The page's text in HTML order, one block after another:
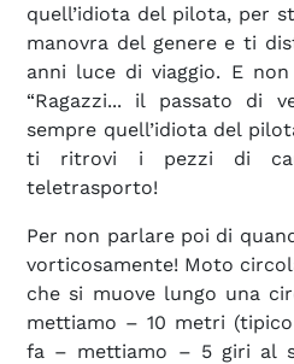
quell’idiota del pilota, per
manovra del genere e ti
anni luce di viaggio. E
“Ragazzi... il passato di
sempre quell’idiota del
ti ritrovi i pezzi di
teletrasporto!
Per non parlare poi di
vorticosamente! Moto
che si muove lungo una
mettiamo – 10 metri
fa – mettiamo – 5 giri al